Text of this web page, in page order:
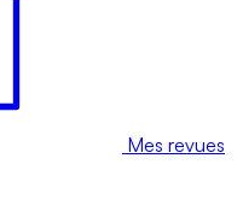
Mes revues